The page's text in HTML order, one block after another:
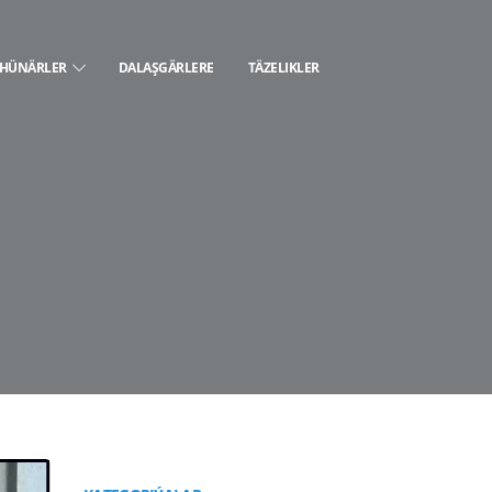
HÜNÄRLER DALAŞGÄRLERE TÄZELIKLER